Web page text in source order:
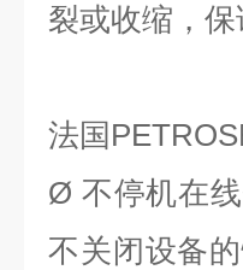
裂或收缩，
法国
Ø 不停机在
不关闭设备